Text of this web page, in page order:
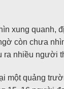
xung quanh,
còn chưa
ra nhiều người
một quảng